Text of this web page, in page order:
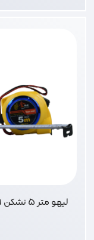
لیهو متر 5 نشکن 5019